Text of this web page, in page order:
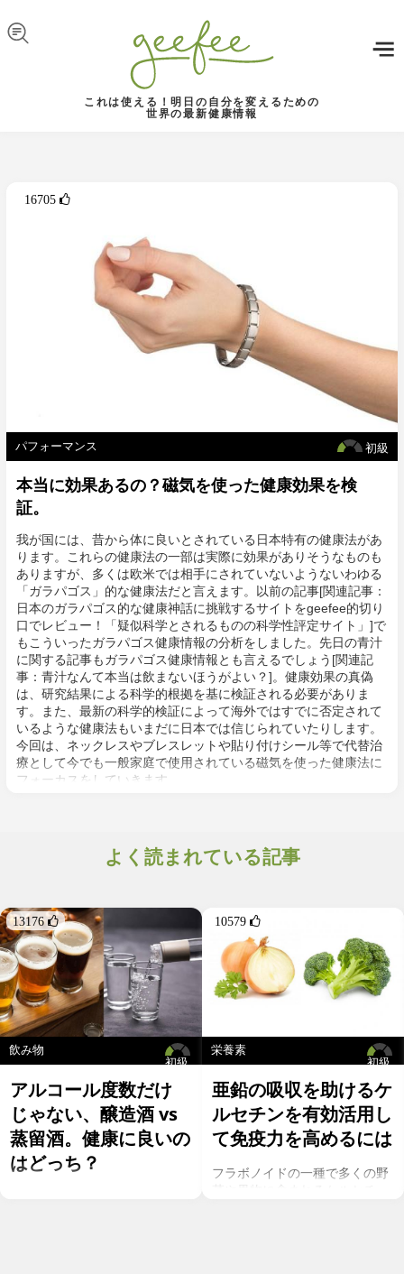
これは使える！明日の自分を変えるための
世界の最新健康情報
16705 
初級
パフォーマンス
本当に効果あるの？磁気を使った健康効果を検
証。
我が国には、昔から体に良いとされている日本特有の健康法があ
ります。これらの健康法の一部は実際に効果がありそうなものも
ありますが、多くは欧米では相手にされていないようないわゆる
「ガラパゴス」的な健康法だと言えます。以前の記事[関連記事：
日本のガラパゴス的な健康神話に挑戦するサイトをgeefee的切り
口でレビュー！「疑似科学とされるものの科学性評定サイト」]で
もこういったガラパゴス健康情報の分析をしました。先日の青汁
に関する記事もガラパゴス健康情報とも言えるでしょう[関連記
事：青汁なんて本当は飲まないほうがよい？]。健康効果の真偽
は、研究結果による科学的根拠を基に検証される必要がありま
す。また、最新の科学的検証によって海外ではすでに否定されて
いるような健康法もいまだに日本では信じられていたりします。
今回は、ネックレスやブレスレットや貼り付けシール等で代替治
療として今でも一般家庭で使用されている磁気を使った健康法に
フォーカスをしていきます。
持つエネルギーが病気や感染症を防ぐということが信じられたこ
とから始まったと言われています。その後、医学の進歩に伴い
バートロイデイビス)により1970年代後半に、磁気エネルギーは
悪性の細胞を殺し、関節炎の痛みを和らげるという主張と共に本
を出版したことから磁気の健康効果の実用化が加熱されたと言わ
れています。
よく読まれている記事
13176 
初級
飲み物
アルコール度数だけ
じゃない、醸造酒 vs
蒸留酒。健康に良いの
はどっち？
10579 
初級
栄養素
亜鉛の吸収を助けるケ
ルセチンを有効活用し
て免疫力を高めるには
フラボノイドの一種で多くの野
菜や果物に含まれるケルセチ